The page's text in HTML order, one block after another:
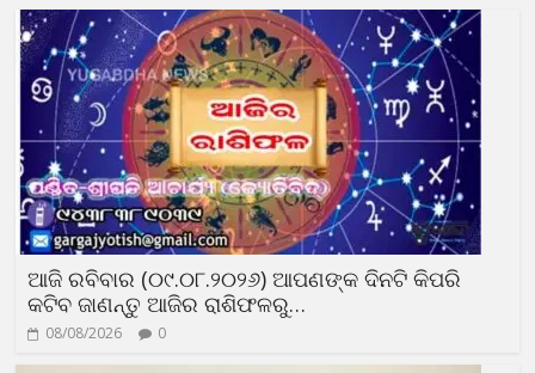
ଆଜି ରବିବାର (୦୯.୦୮.୨୦୨୬) ଆପଣଙ୍କ ଦିନଟି କିପରି
କଟିବ ଜାଣନ୍ତୁ ଆଜିର ରାଶିଫଳରୁ…
08/08/2026 0